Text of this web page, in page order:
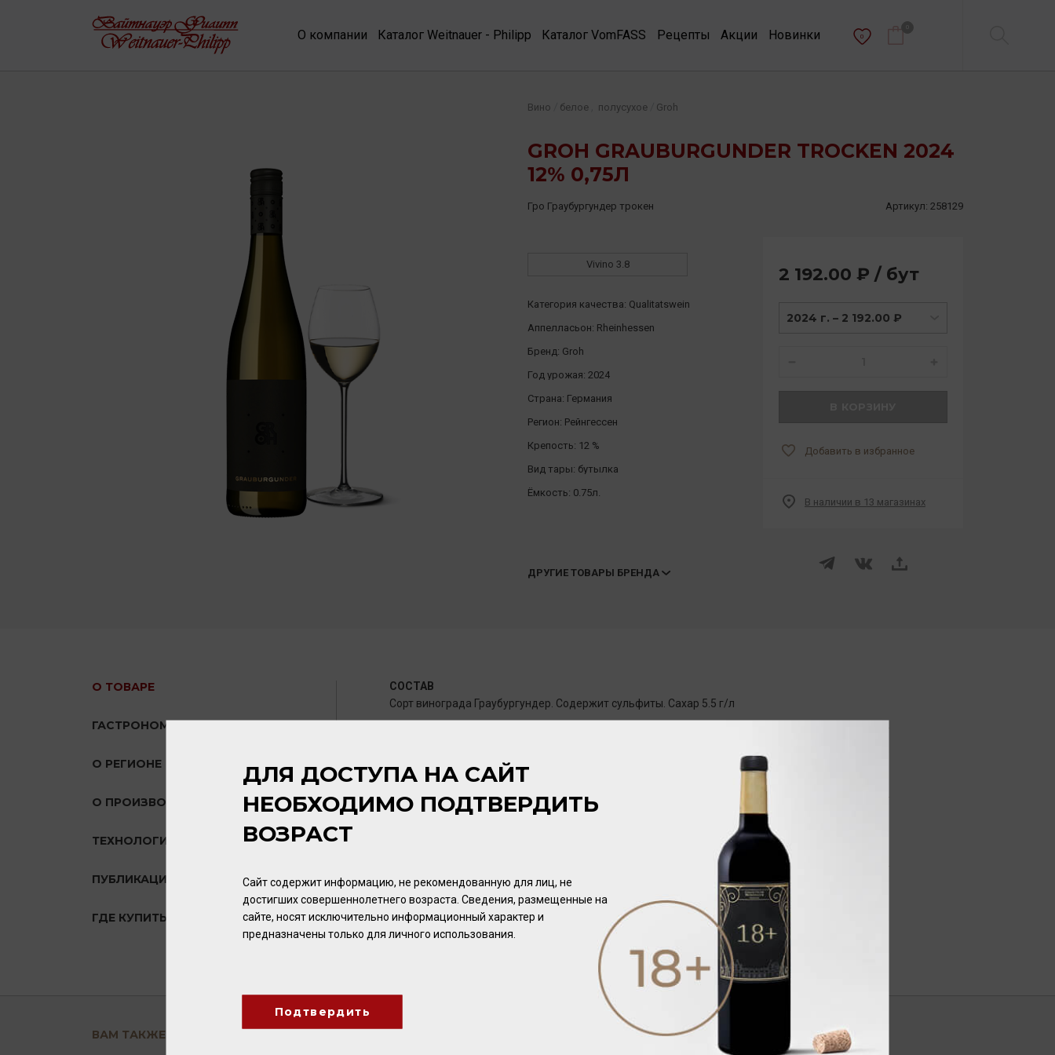
О компании Каталог Weitnauer - Philipp Каталог VomFASS Рецепты Акции Новинки 0
GROH GRAUBURGUNDER TROCKEN 2024
12% 0,75Л
Вино белое полусухое Groh
Гро Граубургундер трокен Артикул: 258129
Vivino 3.8
Категория качества: Qualitatswein
Аппелласьон: Rheinhessen
Бренд: Groh
Год урожая: 2024
Страна: Германия
Регион: Рейнгессен
Крепость: 12 %
Вид тары: бутылка
Ёмкость: 0.75л.
ДРУГИЕ ТОВАРЫ БРЕНДА
2 192.00 ₽ / бут
2024 г. – 2 192.00 ₽
Добавить в избранное
В наличии в 13 магазинах
О ТОВАРЕ
ГАСТРОНОМИЯ
О РЕГИОНЕ
О ПРОИЗВОДИТЕЛЕ
ТЕХНОЛОГИЯ
ПУБЛИКАЦИИ О ТОВАРЕ
ГДЕ КУПИТЬ?
СОСТАВ
Сорт винограда Граубургундер. Содержит сульфиты. Сахар 5.5 г/л
Бледно-желтый с зеленоватыми отблесками.
Округлый, свежий и в то же время мощный, с ореховыми тонами.
ВАМ ТАКЖЕ ПОНРАВИТСЯ
ДЛЯ ДОСТУПА НА САЙТ
НЕОБХОДИМО ПОДТВЕРДИТЬ
ВОЗРАСТ
Сайт содержит информацию, не рекомендованную для лиц, не
достигших совершеннолетнего возраста. Сведения, размещенные на
сайте, носят исключительно информационный характер и
предназначены только для личного использования.
Подтвердить